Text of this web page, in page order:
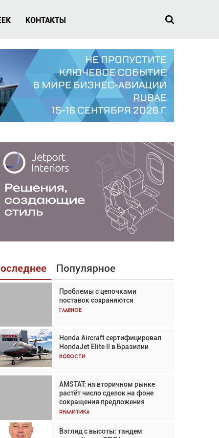
КОНТАКТЫ
Популярное
Проблемы с цепочками
поставок сохраняются
Главное
Honda Aircraft сертифицировал
HondaJet Elite II в Бразилии
Новости
AMSTAT: на вторичном рынке
растёт число сделок на фоне
сокращения предложения
Аналитика
Взгляд с высоты: тандем
Взгляд с высоты: тандем
вертолётов и БПЛА в
спасательных операциях
Авиационный фотограф Дэйв
Кох: «Фотография говорит сама
за себя... а ИИ всё портит»
Проблемы с цепочками
поставок сохраняются
Аналитика
Частный самолёт – это актив.